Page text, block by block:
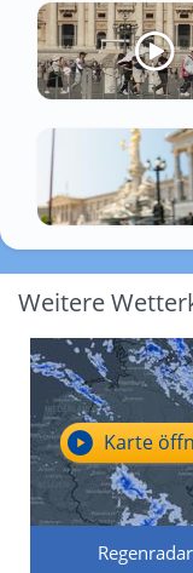
Weitere
Regenradar
Karte